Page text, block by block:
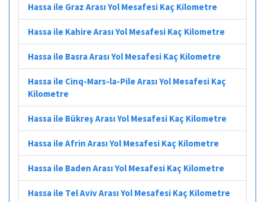
Hassa ile Graz Arası Yol Mesafesi Kaç Kilometre
Hassa ile Kahire Arası Yol Mesafesi Kaç Kilometre
Hassa ile Basra Arası Yol Mesafesi Kaç Kilometre
Hassa ile Cinq-Mars-la-Pile Arası Yol Mesafesi Kaç
Kilometre
Hassa ile Bükreş Arası Yol Mesafesi Kaç Kilometre
Hassa ile Afrin Arası Yol Mesafesi Kaç Kilometre
Hassa ile Baden Arası Yol Mesafesi Kaç Kilometre
Hassa ile Tel Aviv Arası Yol Mesafesi Kaç Kilometre